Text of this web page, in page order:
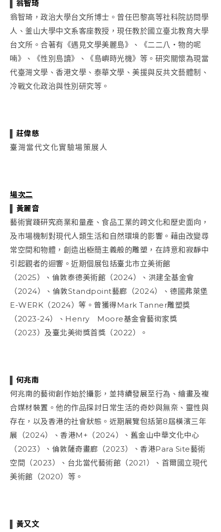
翁智琦
翁智琦，政治大學台文所博士。曾任巴黎高等社科院訪問學
人、釜山大學中文系客座教授，現任教於國立臺北教育大學
台文所。合著有《遇見文學美麗島》、《二二八・物的呢
喃》、《性別島讀》、《島嶼時光機》等。研究關懷為現當
代臺灣文學、香港文學、泰華文學、美援與反共文藝體制、
冷戰文化政治與性別研究等。
莊偉慈
臺灣當代文化實驗場策展人
場次二
黃麗音
藝術實踐研究商業和量產、食品工業的跨文化和歷史面向，
及市場機制對現代人類生活和自然環境的影響。藉由改變尋
常空間和物體，創造出極簡主義般的雕塑，在詩意和寂靜中
引起觀者的迴響。近期個展包括臺北市立美術館
（2025）、倫敦泰德美術館（2024）、洪建全基金會
（2024）、倫敦Standpoint藝廊（2024）、德國弗萊堡
E-WERK（2024）等。曾獲得Mark Tanner雕塑獎
（2023-24）、Henry Moore基金會藝術家獎
（2023）及臺北美術獎首獎（2022）。
何兆南
何兆南的藝術創作始於攝影，並持續發展至行為、繪畫及複
合媒材裝置。他的作品探討日常生活的奇妙與無奈、靈性與
存在，以及香港的社會狀態。近期展覽包括第8屆橫濱三年
展（2024）、香港M+（2024）、舊金山中華文化中心
（2023）、倫敦薩奇畫廊（2023）、香港Para Site藝術
空間（2023）、台北當代藝術館（2021）、首爾國立現代
美術館（2020）等。
黃又文